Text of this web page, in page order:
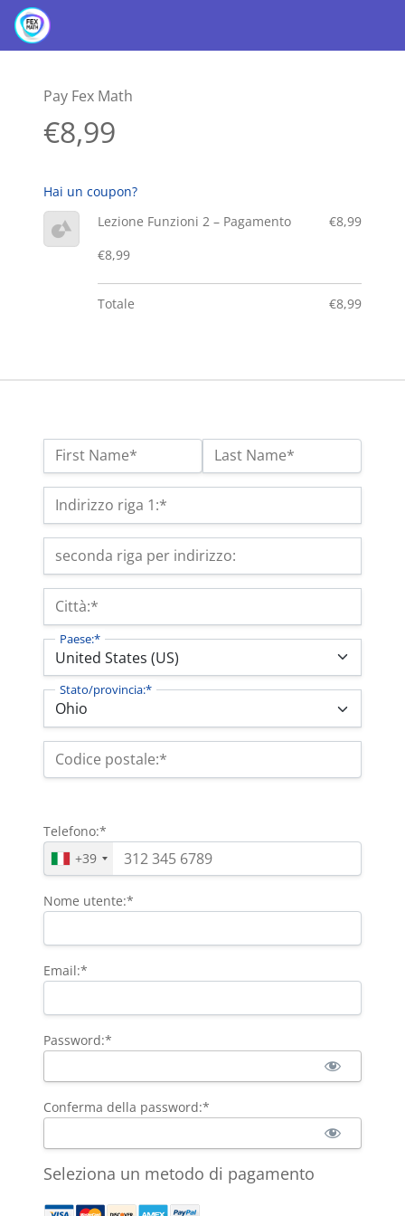
Nome:*
First Name* Last Name*
Indirizzo di fatturazione
Indirizzo riga 1:*
seconda riga per indirizzo:
Città:*
Paese:*
Stato/provincia:*
Codice postale:*
Telefono:*
+39
Nome utente:*
Email:*
Password:*
Conferma della password:*
Seleziona un metodo di pagamento
Pay Fex Math
€8,99
Hai un coupon?
Lezione Funzioni 2 – Pagamento
€8,99
€8,99
Totale €8,99